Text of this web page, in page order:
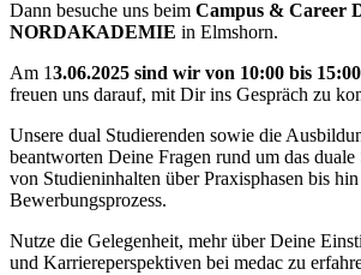
Dann besuche uns beim Campus & Career
NORDAKADEMIE in Elmshorn.
Am 13.06.2025 sind wir von 10:00 bis 15:00
freuen uns darauf, mit Dir ins Gespräch zu
Unsere dual Studierenden sowie die
beantworten Deine Fragen rund um das
von Studieninhalten über Praxisphasen bis
Bewerbungsprozess.
Nutze die Gelegenheit, mehr über Deine
und Karriereperspektiven bei medac zu